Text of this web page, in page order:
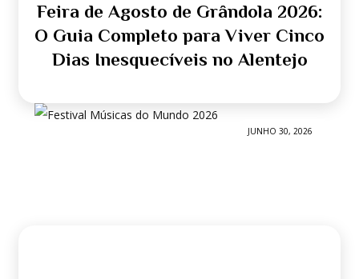
Feira de Agosto de Grândola 2026:
O Guia Completo para Viver Cinco
Dias Inesquecíveis no Alentejo
JUNHO 30, 2026